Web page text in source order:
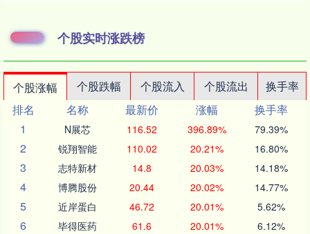
个股实时涨跌榜
个股涨幅 个股跌幅 个股流入 个股流出
换手率
排名
名称 最新价 涨幅
换手率
1
N展芯 116.52 396.89% 79.39%
2 锐翔智能 110.02 20.21% 16.80%
3 志特新材 14.8 20.03% 14.18%
4 博腾股份 20.44 20.02% 14.77%
5 近岸蛋白 46.72 20.01% 5.62%
6 毕得医药 61.6 20.01% 6.12%